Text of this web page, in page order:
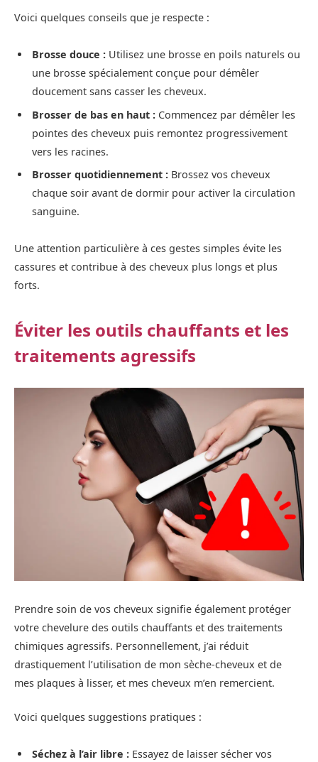
Voici quelques conseils que je respecte :
Brosse douce : Utilisez une brosse en poils naturels ou
une brosse spécialement conçue pour démêler
doucement sans casser les cheveux.
Brosser de bas en haut : Commencez par démêler les
pointes des cheveux puis remontez progressivement
vers les racines.
Brosser quotidiennement : Brossez vos cheveux
chaque soir avant de dormir pour activer la circulation
sanguine.
Une attention particulière à ces gestes simples évite les
cassures et contribue à des cheveux plus longs et plus
forts.
Éviter les outils chauffants et les
traitements agressifs
Prendre soin de vos cheveux signifie également protéger
votre chevelure des outils chauffants et des traitements
chimiques agressifs. Personnellement, j’ai réduit
drastiquement l’utilisation de mon sèche-cheveux et de
mes plaques à lisser, et mes cheveux m’en remercient.
Voici quelques suggestions pratiques :
Séchez à l’air libre : Essayez de laisser sécher vos